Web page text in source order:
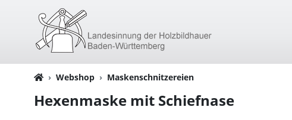
Webshop Maskenschnitzereien
Hexenmaske mit Schiefnase